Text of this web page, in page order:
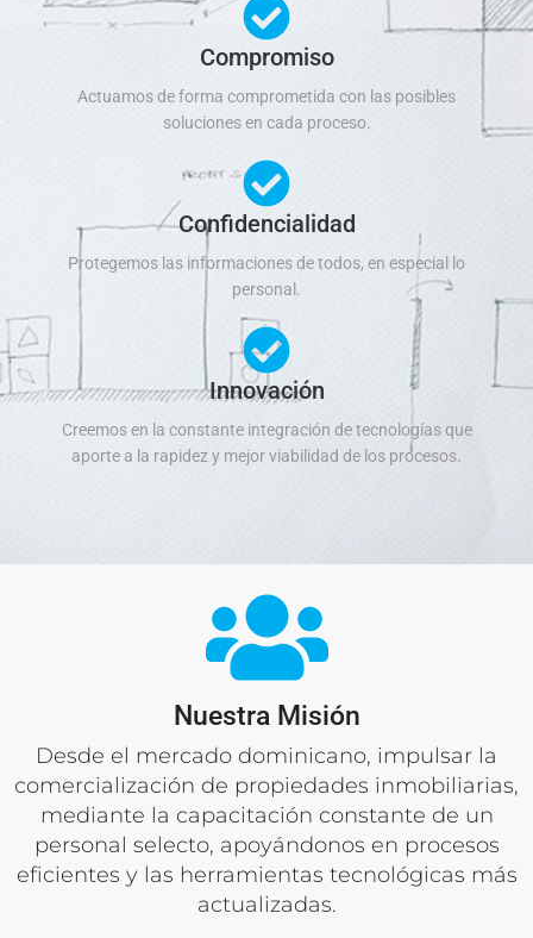
Compromiso
Actuamos de forma comprometida con las posibles
soluciones en cada proceso.
Confidencialidad
Protegemos las informaciones de todos, en especial lo
personal.
Innovación
Creemos en la constante integración de tecnologías que
aporte a la rapidez y mejor viabilidad de los procesos.
Nuestra Misión
Desde el mercado dominicano, impulsar la
comercialización de propiedades inmobiliarias,
mediante la capacitación constante de un
personal selecto, apoyándonos en procesos
eficientes y las herramientas tecnológicas más
actualizadas.